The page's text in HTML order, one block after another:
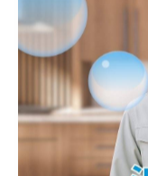
排水詰まりを防ぐ
排水詰まりの大き
汚れや異物です。
葉、油分などが蓄
いったトラブルに